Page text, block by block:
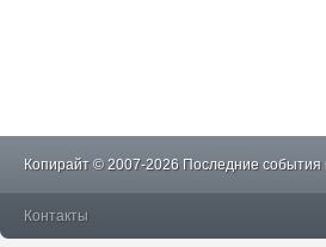
Копирайт © 2007-2026 Последние
Контакты